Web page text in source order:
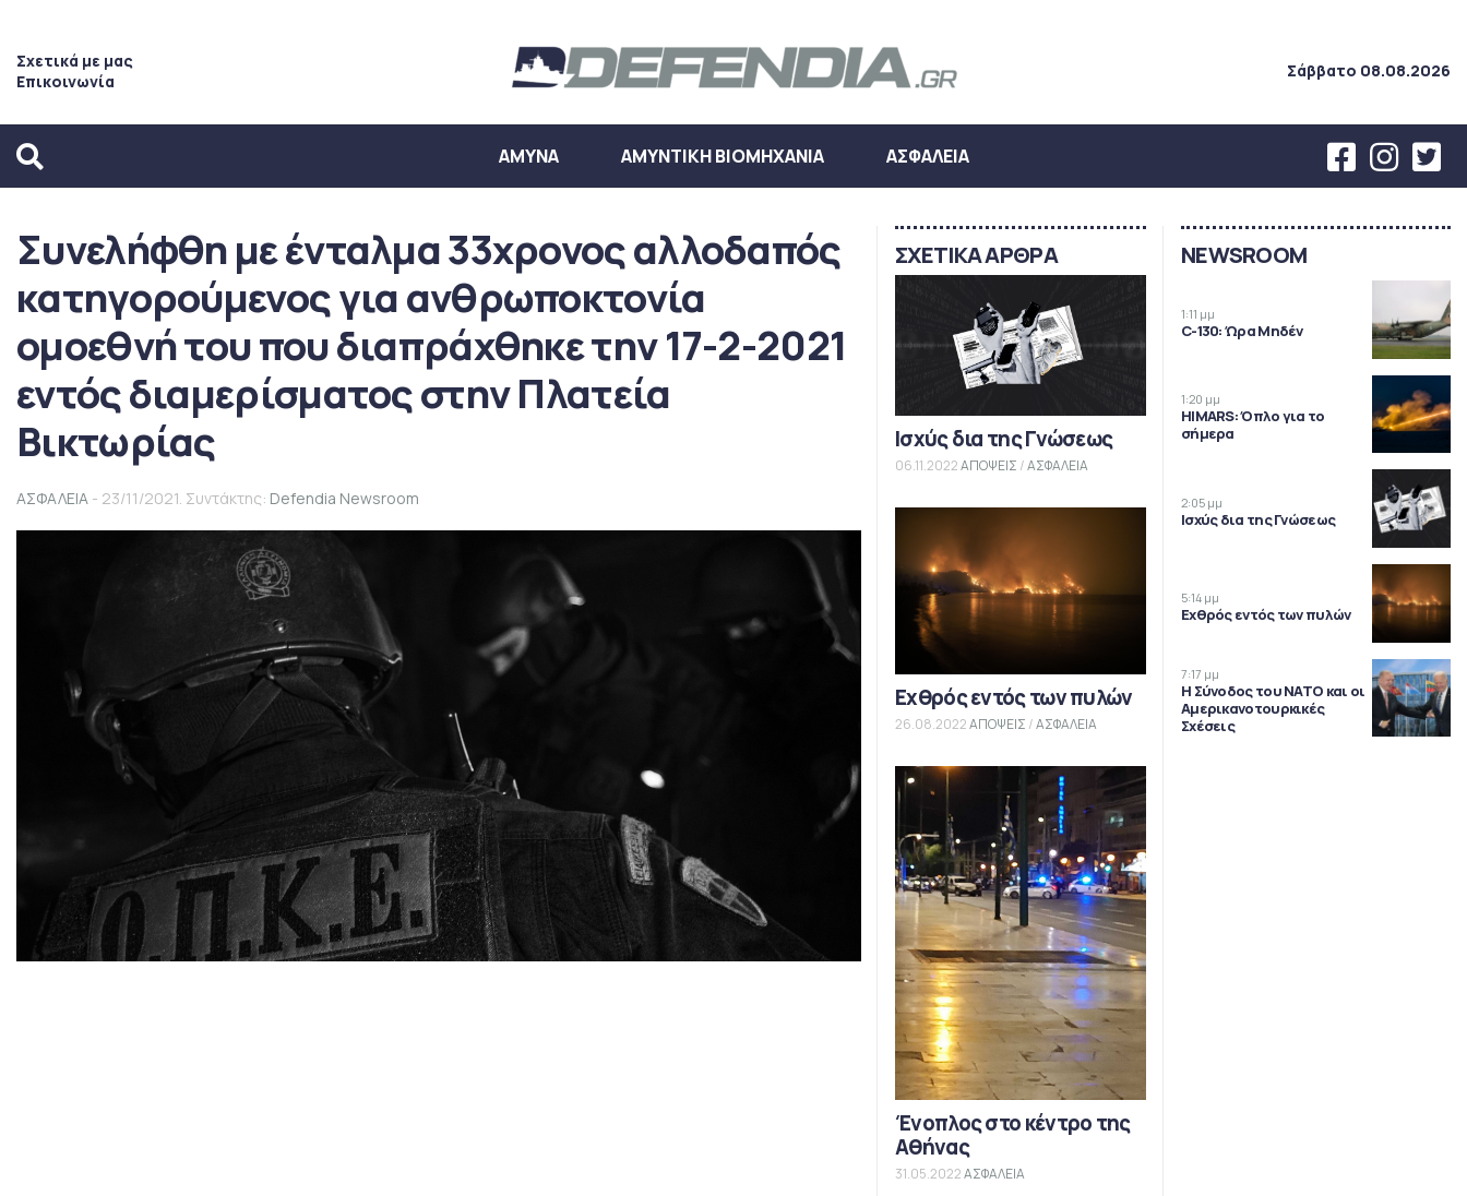
Σχετικά με μας
Επικοινωνία
Σάββατο 08.08.2026
ΑΜΥΝΑ ΑΜΥΝΤΙΚΗ ΒΙΟΜΗΧΑΝΙΑ ΑΣΦΑΛΕΙΑ
Συνελήφθη με ένταλμα 33χρονος αλλοδαπός
κατηγορούμενος για ανθρωποκτονία
ομοεθνή του που διαπράχθηκε την 17-2-2021
εντός διαμερίσματος στην Πλατεία
Βικτωρίας
ΑΣΦΑΛΕΙΑ - 23/11/2021. Συντάκτης: Defendia Newsroom
ΣΧΕΤΙΚΑ ΑΡΘΡΑ
Ισχύς δια της Γνώσεως
06.11.2022ΑΠΟΨΕΙΣ /ΑΣΦΑΛΕΙΑ
Εχθρός εντός των πυλών
26.08.2022ΑΠΟΨΕΙΣ /ΑΣΦΑΛΕΙΑ
Ένοπλος στο κέντρο της
Αθήνας
31.05.2022ΑΣΦΑΛΕΙΑ
NEWSROOM
1:11 μμ
C-130: Ώρα Μηδέν
1:20 μμ
HIMARS: Όπλο για το
σήμερα
2:05 μμ
Ισχύς δια της Γνώσεως
5:14 μμ
Εχθρός εντός των πυλών
7:17 μμ
Η Σύνοδος του ΝΑΤΟ και οι
Αμερικανοτουρκικές
Σχέσεις